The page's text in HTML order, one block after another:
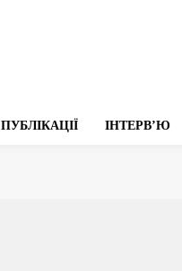
ПУБЛІКАЦІЇ ІНТЕРВʼЮ